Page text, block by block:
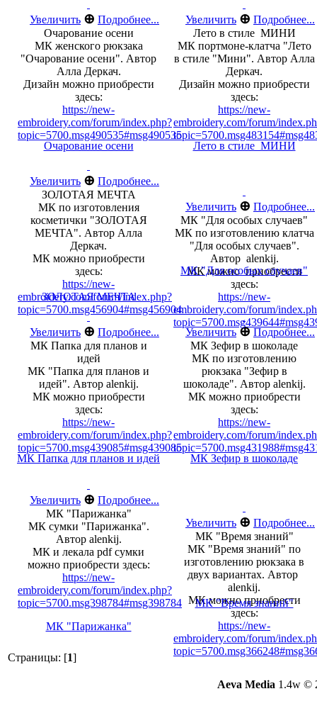
Увеличить ⊕ Подробнее...
Очарование осени
МК женского рюкзака
"Очарование осени". Автор
Алла Деркач.
Дизайн можно приобрести
здесь:
https://new-
embroidery.com/forum/index.php?
topic=5700.msg490535#msg490535
Очарование осени
Увеличить ⊕ Подробнее...
Лето в стиле МИНИ
МК портмоне-клатча "Лето
в стиле "Мини". Автор Алла
Деркач.
Дизайн можно приобрести
здесь:
https://new-
embroidery.com/forum/
Лето в стиле МИНИ
Увеличить ⊕ Подробнее...
ЗОЛОТАЯ МЕЧТА
МК по изготовления
косметички "ЗОЛОТАЯ
МЕЧТА". Автор Алла
Деркач.
МК можно приобрести
здесь:
https://new-
embroidery.com/forum/index.php?
topic=5700.msg456904#msg456904
ЗОЛОТАЯ МЕЧТА
Увеличить ⊕ Подробнее...
МК "Для особых случаев"
МК по изготовлению клатча
"Для особых случаев".
Автор alenkij.
МК можно приобрести
здесь:
https://new-
embroidery.com/forum/
МК "Для особых случаев"
Увеличить ⊕ Подробнее...
МК Папка для планов и
идей
МК "Папка для планов и
идей". Автор alenkij.
МК можно приобрести
здесь:
https://new-
embroidery.com/forum/index.php?
topic=5700.msg439085#msg439085
МК Папка для планов и идей
Увеличить ⊕ Подробнее...
МК Зефир в шоколаде
МК по изготовлению
рюкзака "Зефир в
шоколаде". Автор alenkij.
МК можно приобрести
здесь:
https://new-
embroidery.com/forum/
МК Зефир в шоколаде
Увеличить ⊕ Подробнее...
МК "Парижанка"
МК сумки "Парижанка".
Автор alenkij.
МК и лекала pdf сумки
можно приобрести здесь:
https://new-
embroidery.com/forum/index.php?
topic=5700.msg398784#msg398784
МК "Парижанка"
Увеличить ⊕ Подробнее...
МК "Время знаний"
МК "Время знаний" по
изготовлению рюкзака в
двух вариантах. Автор
alenkij.
МК можно приобрести
здесь:
https://new-
embroidery.com/forum/
МК "Время знаний"
Страницы: [1]
Aeva Media 1.4w ©